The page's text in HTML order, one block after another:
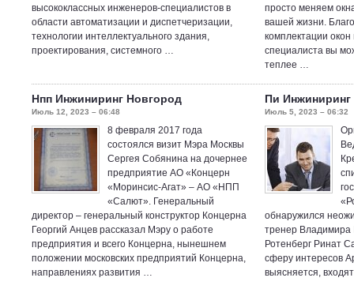
высококлассных инженеров-специалистов в
области автоматизации и диспетчеризации,
технологии интеллектуального здания,
проектирования, системного …
просто меняем
вашей жизни.
комплектации
специалиста вы
теплее …
Нпп Инжиниринг Новгород
Июль 12, 2023 – 06:48
8 февраля 2017 года
состоялся визит Мэра Москвы
Сергея Собянина на дочернее
предприятие АО «Концерн
«Моринсис-Агат» – АО «НПП
«Салют». Генеральный
директор – генеральный конструктор Концерна
Георгий Анцев рассказал Мэру о работе
предприятия и всего Концерна, нынешнем
положении московских предприятий Концерна,
направлениях развития …
Пи Инжиниринг
Июль 5, 2023 – 06:32
обнаружился
тренер Владимира
Ротенберг Ринат
сферу интересов
выясняется,